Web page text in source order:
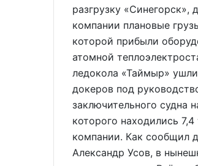
разгрузку «Синегорск»,
компании плановые
которой прибыли
атомной
ледокола «Таймыр»
докеров под
заключительного судна
которого находились
компании. Как сообщил
Александр Усов, в